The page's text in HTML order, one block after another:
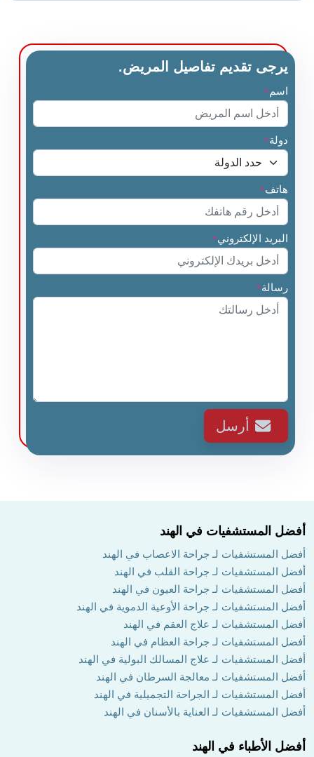
يرجى تقديم تفاصيل المريض.
اسم *
دولة*
هاتف*
البريد الإلكتروني*
رسالة*
أرسل
أفضل المستشفيات في الهند
أفضل المستشفيات لـ جراحة الاعصاب في الهند
أفضل المستشفيات لـ جراحة القلب في الهند
أفضل المستشفيات لـ جراحة العيون في الهند
أفضل المستشفيات لـ جراحة الأوعية الدموية في الهند
أفضل المستشفيات لـ علاج العقم في الهند
أفضل المستشفيات لـ جراحة العظام في الهند
أفضل المستشفيات لـ علاج المسالك البولية في الهند
أفضل المستشفيات لـ معالجة السرطان في الهند
أفضل المستشفيات لـ الجراحة التجميلية في الهند
أفضل المستشفيات لـ العناية بالأسنان في الهند
أفضل الأطباء في الهند